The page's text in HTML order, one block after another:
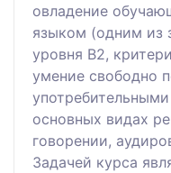
овладение
языком (одним из
уровня В2,
умение свободно
основных видах
говорении,
Задачей курса